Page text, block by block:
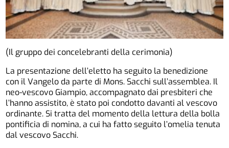
(Il gruppo dei concelebranti della cerimonia)
La presentazione dell’eletto ha seguito la benedizione
con il Vangelo da parte di Mons. Sacchi sull’assemblea. Il
neo-vescovo Giampio, accompagnato dai presbiteri che
l’hanno assistito, è stato poi condotto davanti al vescovo
ordinante. Si tratta del momento della lettura della bolla
pontificia di nomina, a cui ha fatto seguito l’omelia tenuta
dal vescovo Sacchi.